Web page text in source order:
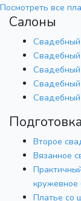
Посмотреть все
Салоны
Свадебный
Свадебный
Свадебный
Свадебный
Свадебный
Второе
Вязанное
кружевное
Платье со